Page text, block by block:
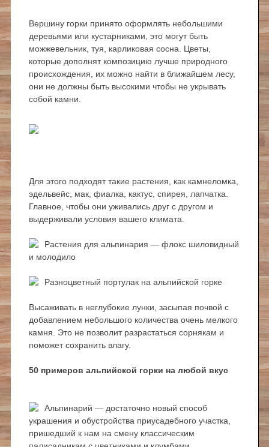
Вершину горки принято оформлять небольшими
деревьями или кустарниками, это могут быть
можжевельник, туя, карликовая сосна. Цветы,
которые дополнят композицию лучше природного
происхождения, их можно найти в ближайшем лесу,
они не должны быть высокими чтобы не укрывать
собой камни.
Для этого подходят такие растения, как камнеломка,
эдельвейс, мак, фиалка, кактус, спирея, лапчатка.
Главное, чтобы они уживались друг с другом и
выдерживали условия вашего климата.
Растения для альпинария — флокс шиловидный
и молодило
Разноцветный портулак на альпийской горке
Высаживать в неглубокие лунки, засыпая почвой с
добавлением небольшого количества очень мелкого
камня. Это не позволит разрастаться сорнякам и
поможет сохранить влагу.
50 примеров альпийской горки на любой вкус
Альпинарий — достаточно новый способ
украшения и обустройства приусадебного участка,
пришедший к нам на смену классическим